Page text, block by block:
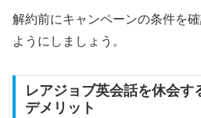
解約前にキャンペーンの条件を
ようにしましょう。
レアジョブ英会話を休会す
デメリット